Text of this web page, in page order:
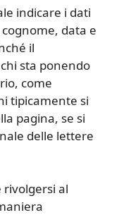
indicare i dati
data e
il
sta ponendo
come
tipicamente si
pagina, se si
delle lettere
al